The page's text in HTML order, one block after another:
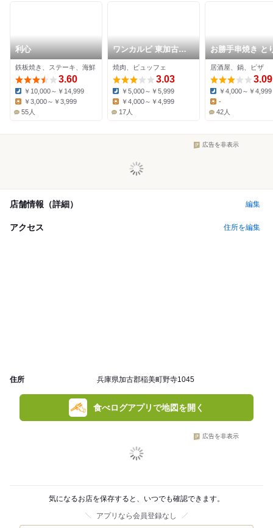
利心
鉄板焼き、ステーキ、海鮮
3.60
Dinner:
￥10,000～￥14,999
Lunch:
￥3,000～￥3,999
55人
ワンカルビ 東加古川
店
焼肉、ビュッフェ
3.03
Dinner:
￥5,000～￥5,999
Lunch:
￥4,000～￥4,999
17人
お勝手串焼き と
んたん 加古川店
居酒屋、鍋、ピザ
3.09
Dinner:
￥4,000～￥4,999
Lunch:
-
42人
広告を非表示
店舗情報（詳細） 編集
アクセス 住所を編集
住所 兵庫県加古郡稲美町野寺1045
食べログアプリで地図を開く
広告を非表示
気になるお店を保存すると、いつでも確認できます。
アプリなら会員登録なし